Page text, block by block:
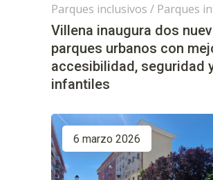
Parques inclusivos / Parques
Villena inaugura dos
parques urbanos con
accesibilidad, seguridad
infantiles
6 marzo 2026